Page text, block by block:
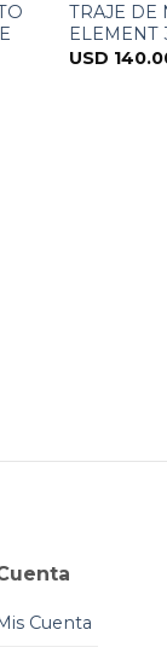
TRAJE DE
ELEMENT
USD
Mis Cuenta